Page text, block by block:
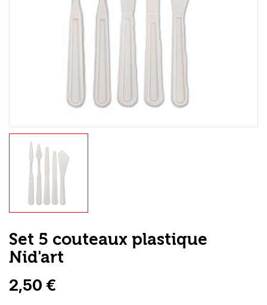
Loisirs Créatifs
Set 5 couteaux plastique
Nid'art
2,50 €